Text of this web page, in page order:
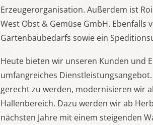
Erzeugerorganisation. Außerdem ist
West Obst & Gemüse GmbH. Ebenfalls
Gartenbaubedarfs sowie ein
Heute bieten wir unseren Kunden und
umfangreiches
gerecht zu werden, modernisieren wir
Hallenbereich. Dazu werden wir ab
nächsten Jahre mit einem steigenden